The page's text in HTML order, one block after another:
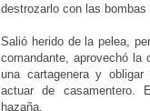
destrozarlo con las bombas
Salió herido de la pelea,
comandante, aprovechó la
una cartagenera y
actuar de casamentero.
hazaña.